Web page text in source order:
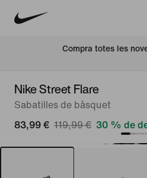
Compra totes les
Nike Street Flare
Sabatilles de bàsquet
83,99 € 119,99 € 30 % de